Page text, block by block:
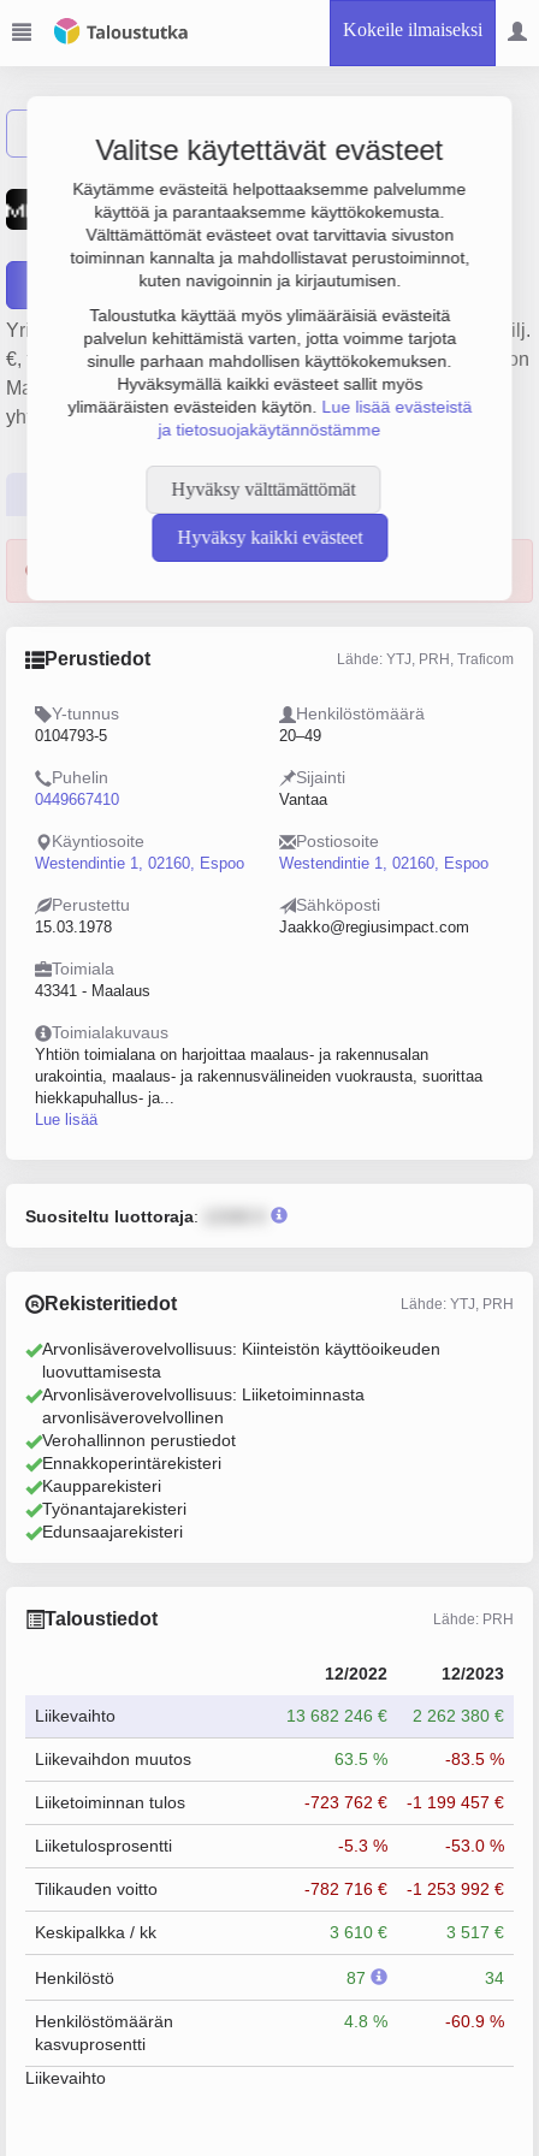
Kokeile ilmaiseksi
Valitse käytettävät evästeet
Käytämme evästeitä helpottaaksemme palvelumme
käyttöä ja parantaaksemme käyttökokemusta.
Välttämättömät evästeet ovat tarvittavia sivuston
toiminnan kannalta ja mahdollistavat perustoiminnot,
kuten navigoinnin ja kirjautumisen.
Taloustutka käyttää myös ylimääräisiä evästeitä
palvelun kehittämistä varten, jotta voimme tarjota
sinulle parhaan mahdollisen käyttökokemuksen.
Hyväksymällä kaikki evästeet sallit myös
ylimääräisten evästeiden käytön. Lue lisää evästeistä
ja tietosuojakäytännöstämme
Hyväksy välttämättömät
Hyväksy kaikki evästeet
Maalaamo Pauli Hietanen
Oy
Yrityksen Maalaamo Pauli Hietanen Oy liikevaihto on 2.3 milj.
€, tulos -1.2 milj. € ja henkilöstömäärä 34. Sen päätoimiala on
Maalaus, perustamisvuosi 1978 ja sijainti Vantaa. Yrityksen
yhtiömuoto Osakeyhtiö (OY).
Tilinpäätösluvut Päättäjätiedot
Perustiedot Lähde: YTJ, PRH, Traficom
Y-tunnus
0104793-5
Henkilöstömäärä
20–49
Puhelin
0449667410
Sijainti
Vantaa
Käyntiosoite
Westendintie 1, 02160, Espoo
Postiosoite
Westendintie 1, 02160, Espoo
Perustettu
15.03.1978
Sähköposti
Jaakko@regiusimpact.com
Toimiala
43341 - Maalaus
Toimialakuvaus
Yhtiön toimialana on harjoittaa maalaus- ja rakennusalan
urakointia, maalaus- ja rakennusvälineiden vuokrausta, suorittaa
hiekkapuhallus- ja...
Lue lisää
Suositeltu luottoraja:
Rekisteritiedot Lähde: YTJ, PRH
Arvonlisäverovelvollisuus: Kiinteistön käyttöoikeuden
luovuttamisesta
Arvonlisäverovelvollisuus: Liiketoiminnasta
arvonlisäverovelvollinen
Verohallinnon perustiedot
Ennakkoperintärekisteri
Kaupparekisteri
Työnantajarekisteri
Edunsaajarekisteri
Taloustiedot Lähde: PRH
12/2022 12/2023
Liikevaihto 13 682 246 € 2 262 380 €
Liikevaihdon muutos 63.5 % -83.5 %
Liiketoiminnan tulos -723 762 € -1 199 457 €
Liiketulosprosentti -5.3 % -53.0 %
Tilikauden voitto -782 716 € -1 253 992 €
Keskipalkka / kk 3 610 € 3 517 €
Henkilöstö 87 34
Henkilöstömäärän
kasvuprosentti
4.8 % -60.9 %
Liikevaihto